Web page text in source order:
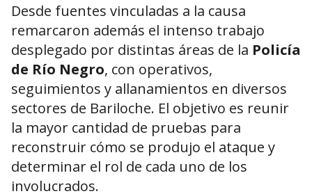
Desde fuentes vinculadas a la causa
remarcaron además el intenso trabajo
desplegado por distintas áreas de la Policía
de Río Negro, con operativos,
seguimientos y allanamientos en diversos
sectores de Bariloche. El objetivo es reunir
la mayor cantidad de pruebas para
reconstruir cómo se produjo el ataque y
determinar el rol de cada uno de los
involucrados.